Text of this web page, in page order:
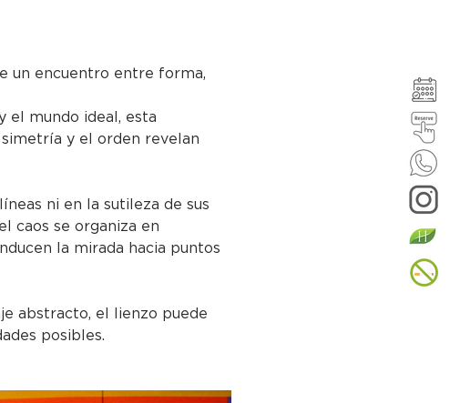
un encuentro entre forma,
el mundo ideal, esta
y el orden revelan
ni en la sutileza de sus
caos se organiza en
la mirada hacia puntos
abstracto, el lienzo puede
posibles.